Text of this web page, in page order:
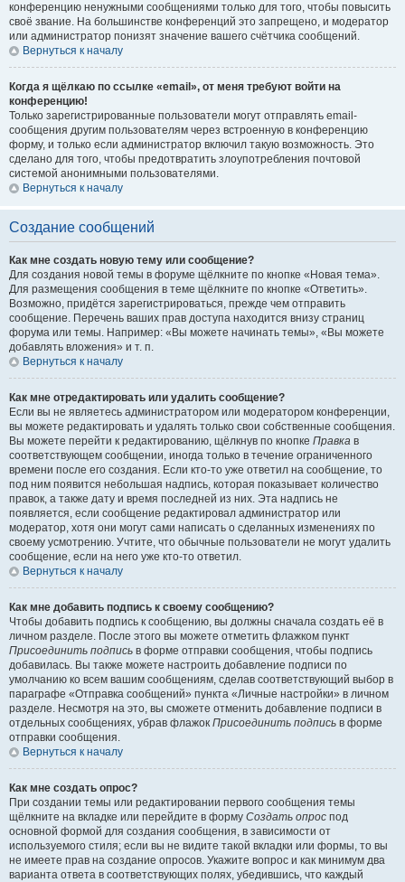
конференцию ненужными сообщениями только для того, чтобы повысить
своё звание. На большинстве конференций это запрещено, и модератор
или администратор понизят значение вашего счётчика сообщений.
Вернуться к началу
Когда я щёлкаю по ссылке «email», от меня требуют войти на
конференцию!
Только зарегистрированные пользователи могут отправлять email-
сообщения другим пользователям через встроенную в конференцию
форму, и только если администратор включил такую возможность. Это
сделано для того, чтобы предотвратить злоупотребления почтовой
системой анонимными пользователями.
Вернуться к началу
Создание сообщений
Как мне создать новую тему или сообщение?
Для создания новой темы в форуме щёлкните по кнопке «Новая тема».
Для размещения сообщения в теме щёлкните по кнопке «Ответить».
Возможно, придётся зарегистрироваться, прежде чем отправить
сообщение. Перечень ваших прав доступа находится внизу страниц
форума или темы. Например: «Вы можете начинать темы», «Вы можете
добавлять вложения» и т. п.
Вернуться к началу
Как мне отредактировать или удалить сообщение?
Если вы не являетесь администратором или модератором конференции,
вы можете редактировать и удалять только свои собственные сообщения.
Вы можете перейти к редактированию, щёлкнув по кнопке Правка в
соответствующем сообщении, иногда только в течение ограниченного
времени после его создания. Если кто-то уже ответил на сообщение, то
под ним появится небольшая надпись, которая показывает количество
правок, а также дату и время последней из них. Эта надпись не
появляется, если сообщение редактировал администратор или
модератор, хотя они могут сами написать о сделанных изменениях по
своему усмотрению. Учтите, что обычные пользователи не могут удалить
сообщение, если на него уже кто-то ответил.
Вернуться к началу
Как мне добавить подпись к своему сообщению?
Чтобы добавить подпись к сообщению, вы должны сначала создать её в
личном разделе. После этого вы можете отметить флажком пункт
Присоединить подпись в форме отправки сообщения, чтобы подпись
добавилась. Вы также можете настроить добавление подписи по
умолчанию ко всем вашим сообщениям, сделав соответствующий выбор в
параграфе «Отправка сообщений» пункта «Личные настройки» в личном
разделе. Несмотря на это, вы сможете отменить добавление подписи в
отдельных сообщениях, убрав флажок Присоединить подпись в форме
отправки сообщения.
Вернуться к началу
Как мне создать опрос?
При создании темы или редактировании первого сообщения темы
щёлкните на вкладке или перейдите в форму Создать опрос под
основной формой для создания сообщения, в зависимости от
используемого стиля; если вы не видите такой вкладки или формы, то вы
не имеете прав на создание опросов. Укажите вопрос и как минимум два
варианта ответа в соответствующих полях, убедившись, что каждый